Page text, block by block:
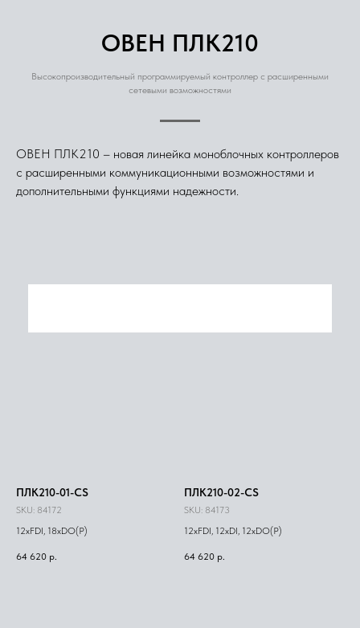
ОВЕН ПЛК210
Высокопроизводительный программируемый контроллер с расширенными
сетевыми возможностями
ОВЕН ПЛК210 – новая линейка моноблочных контроллеров
с расширенными коммуникационными возможностями и
дополнительными функциями надежности.
ПЛК210-01-CS
SKU: 84172
12xFDI, 18xDO(Р)
64 620 р.
ПЛК210-02-CS
SKU: 84173
12xFDI, 12xDI, 12xDO(Р)
64 620 р.